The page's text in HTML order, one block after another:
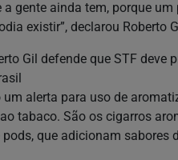
gente ainda tem, porque
existir”, declarou Roberto
Gil defende que STF
alerta para uso de
tabaco. São os cigarros
que adicionam sabores